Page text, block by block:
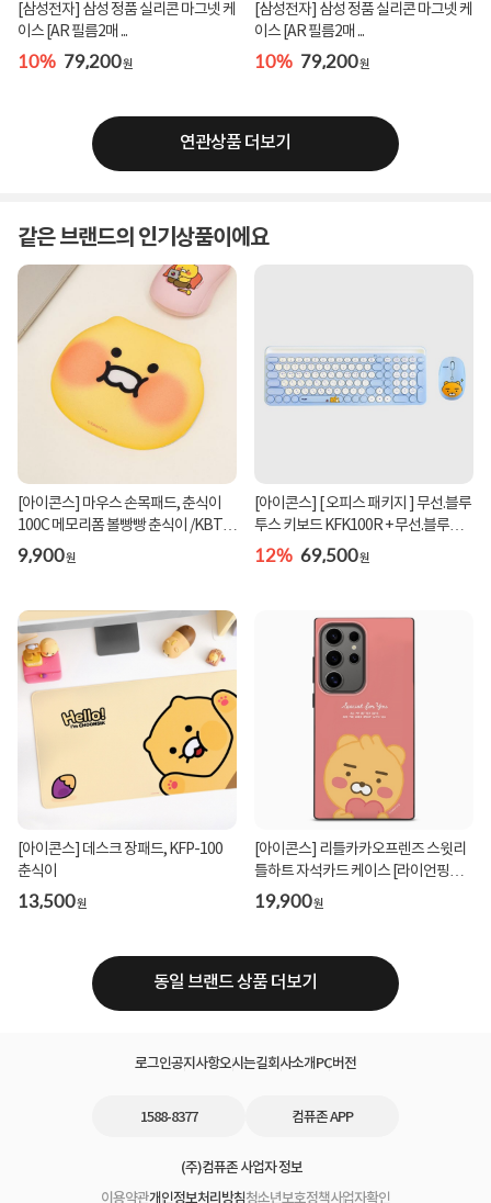
[삼성전자] 삼성 정품 실리콘 마그넷 케
이스 [AR 필름2매 ...
10% 79,200원
[삼성전자] 삼성 정품 실리콘 마그넷 케
이스 [AR 필름2매 ...
10% 79,200원
연관상품 더보기
같은 브랜드의 인기상품이에요
[아이콘스] 마우스 손목패드, 춘식이
100C 메모리폼 볼빵빵 춘식이 /KBT-
100C
9,900원
[아이콘스] [ 오피스 패키지 ] 무선.블루
투스 키보드 KFK100R + 무선.블루투
스 마우...
12% 69,500원
[아이콘스] 데스크 장패드, KFP-100
춘식이
13,500원
[아이콘스] 리틀카카오프렌즈 스윗리
틀하트 자석카드 케이스 [라이언핑크]
[갤럭시 S...
19,900원
동일 브랜드 상품 더보기
로그인공지사항오시는길회사소개PC버전
1588-8377 컴퓨존 APP
(주)컴퓨존 사업자 정보
이용약관개인정보처리방침청소년보호정책사업자확인